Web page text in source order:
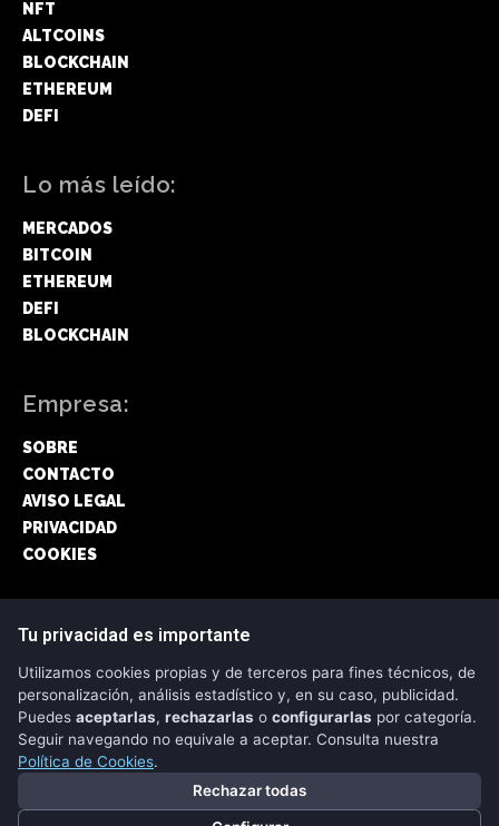
NFT
ALTCOINS
BLOCKCHAIN
ETHEREUM
DEFI
Lo más leído:
MERCADOS
BITCOIN
ETHEREUM
DEFI
BLOCKCHAIN
Empresa:
SOBRE
CONTACTO
AVISO LEGAL
PRIVACIDAD
COOKIES
Síguenos:
FACEBOOK
TWITTER
Tu privacidad es importante
Utilizamos cookies propias y de terceros para fines técnicos, de
personalización, análisis estadístico y, en su caso, publicidad.
Puedes aceptarlas, rechazarlas o configurarlas por categoría.
Seguir navegando no equivale a aceptar. Consulta nuestra
Política de Cookies.
Rechazar todas